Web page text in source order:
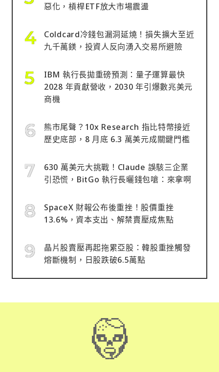
惡化，槓桿ETF放大市場震盪
Coldcard冷錢包漏洞延燒！損失擴大至近
九千萬鎂，投資人反向湧入交易所避險
IBM 執行長拋重磅預測：量子運算最快
2028 年貢獻營收，2030 年引爆數兆美元
商機
熊市尾聲？10x Research 指比特幣接近
歷史底部，8 月底 6.3 萬美元成關鍵門檻
630 萬美元大挑戰！Claude 誤駭三企業
引恐慌，BitGo 執行長曬錢包嗆：來拿啊
SpaceX 財報公布後重挫！股價重挫
13.6%，資本支出、解禁賣壓成焦點
晶片股賣壓再起拖累亞股：韓股重挫觸發
熔斷機制，日股跌破6.5萬點